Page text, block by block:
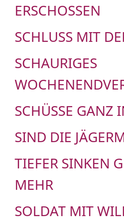
ERSCHOSSEN
SCHLUSS MIT
SCHAURIGES
SCHÜSSE GANZ
SIND DIE
TIEFER SINKEN
MEHR
SOLDAT MIT